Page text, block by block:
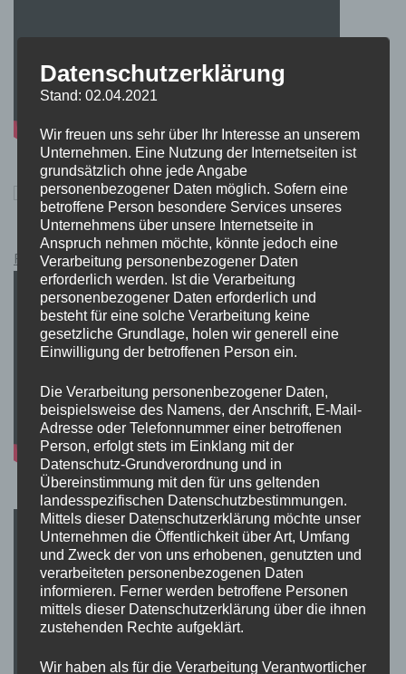
Pokémon Schwert und Schild Kauflink.>LINK<
Datenschutzerklärung
Stand: 02.04.2021
Wir freuen uns sehr über Ihr Interesse an unserem
Unternehmen. Eine Nutzung der Internetseiten ist
grundsätzlich ohne jede Angabe
personenbezogener Daten möglich. Sofern eine
betroffene Person besondere Services unseres
Unternehmens über unsere Internetseite in
Anspruch nehmen möchte, könnte jedoch eine
Verarbeitung personenbezogener Daten
erforderlich werden. Ist die Verarbeitung
personenbezogener Daten erforderlich und
besteht für eine solche Verarbeitung keine
gesetzliche Grundlage, holen wir generell eine
Einwilligung der betroffenen Person ein.
Die Verarbeitung personenbezogener Daten,
beispielsweise des Namens, der Anschrift, E-Mail-
Adresse oder Telefonnummer einer betroffenen
Person, erfolgt stets im Einklang mit der
Datenschutz-Grundverordnung und in
Übereinstimmung mit den für uns geltenden
landesspezifischen Datenschutzbestimmungen.
Mittels dieser Datenschutzerklärung möchte unser
Unternehmen die Öffentlichkeit über Art, Umfang
und Zweck der von uns erhobenen, genutzten und
verarbeiteten personenbezogenen Daten
informieren. Ferner werden betroffene Personen
mittels dieser Datenschutzerklärung über die ihnen
zustehenden Rechte aufgeklärt.
Wir haben als für die Verarbeitung Verantwortlicher